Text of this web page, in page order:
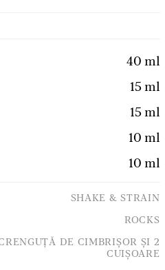
40 ml
15ml
15ml
10 ml
10 ml
SHAKE & STRAIN
ROCKS
DE CIMBRIȘOR ȘI 2
CUIȘOARE